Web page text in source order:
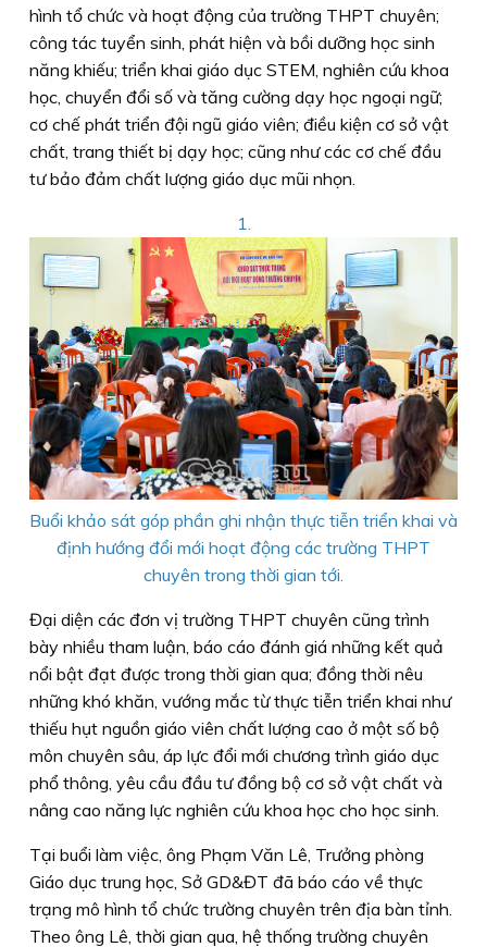
hình tổ chức và hoạt động của trường THPT chuyên;
công tác tuyển sinh, phát hiện và bồi dưỡng học sinh
năng khiếu; triển khai giáo dục STEM, nghiên cứu khoa
học, chuyển đổi số và tăng cường dạy học ngoại ngữ;
cơ chế phát triển đội ngũ giáo viên; điều kiện cơ sở vật
chất, trang thiết bị dạy học; cũng như các cơ chế đầu
tư bảo đảm chất lượng giáo dục mũi nhọn.
1.
Buổi khảo sát góp phần ghi nhận thực tiễn triển khai và
định hướng đổi mới hoạt động các trường THPT
chuyên trong thời gian tới.
Đại diện các đơn vị trường THPT chuyên cũng trình
bày nhiều tham luận, báo cáo đánh giá những kết quả
nổi bật đạt được trong thời gian qua; đồng thời nêu
những khó khăn, vướng mắc từ thực tiễn triển khai như
thiếu hụt nguồn giáo viên chất lượng cao ở một số bộ
môn chuyên sâu, áp lực đổi mới chương trình giáo dục
phổ thông, yêu cầu đầu tư đồng bộ cơ sở vật chất và
nâng cao năng lực nghiên cứu khoa học cho học sinh.
Tại buổi làm việc, ông Phạm Văn Lê, Trưởng phòng
Giáo dục trung học, Sở GD&ĐT đã báo cáo về thực
trạng mô hình tổ chức trường chuyên trên địa bàn tỉnh.
Theo ông Lê, thời gian qua, hệ thống trường chuyên